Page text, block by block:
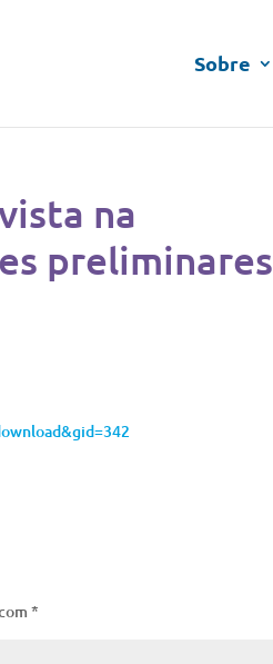
Sobre
na
preliminares
*